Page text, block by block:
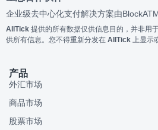
企业级去中心化支付解决方案由
AllTick 提供的所有数据仅供信息目的，并非用
供所有信息。您不得重新分发在 AllTick 上显示
产品
外汇市场
商品市场
股票市场